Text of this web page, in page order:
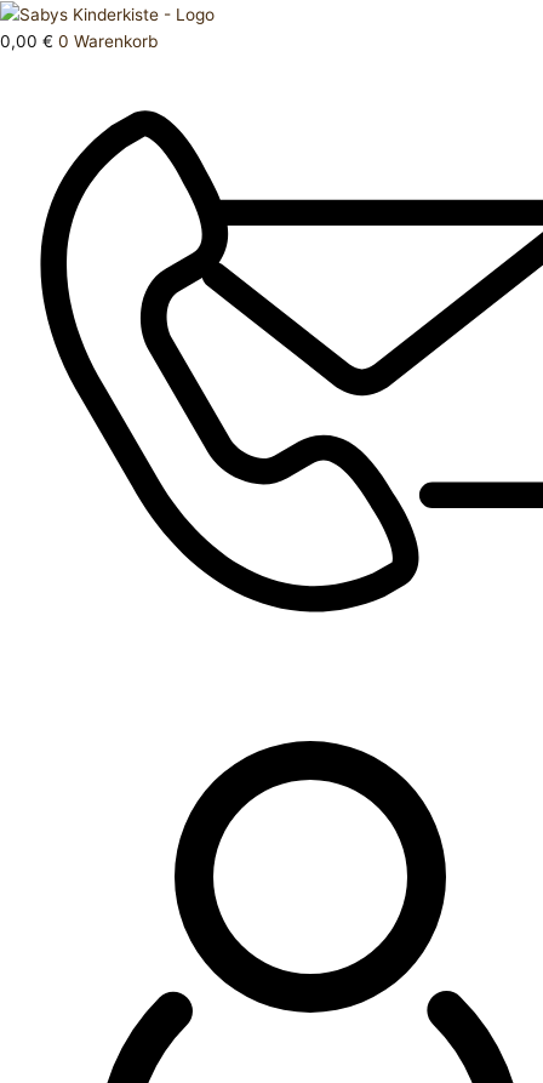
Zum
Inhalt
0,00 € 0 Warenkorb
Products
search
Hose
lang